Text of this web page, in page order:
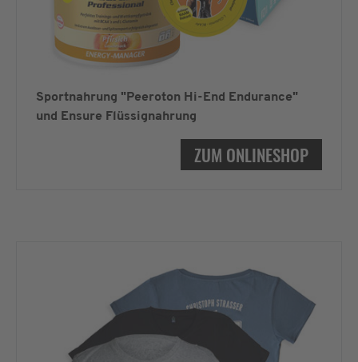
Sportnahrung "Peeroton Hi-End Endurance"
und Ensure Flüssignahrung
ZUM ONLINESHOP